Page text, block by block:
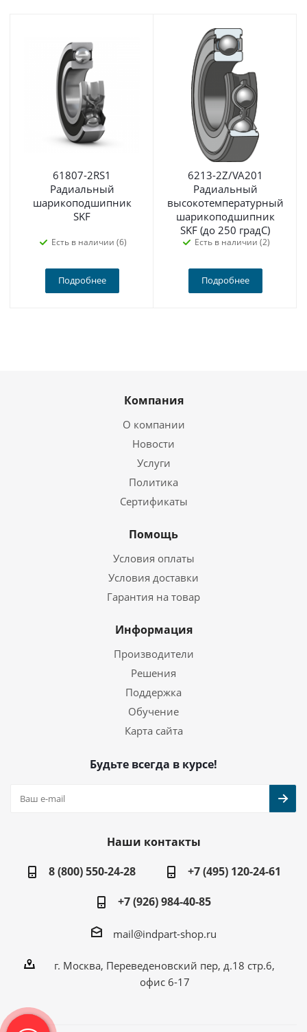
61807-2RS1
Радиальный
шарикоподшипник
SKF
Есть в наличии (6)
Подробнее
6213-2Z/VA201
Радиальный
высокотемпературный
шарикоподшипник
SKF (до 250 градС)
Есть в наличии (2)
Подробнее
Компания
О компании
Новости
Услуги
Политика
Сертификаты
Помощь
Условия оплаты
Условия доставки
Гарантия на товар
Информация
Производители
Решения
Поддержка
Обучение
Карта сайта
Будьте всегда в курсе!
Наши контакты
8 (800) 550-24-28
+7 (495) 120-24-61
+7 (926) 984-40-85
mail@indpart-shop.ru
г. Москва, Переведеновский пер, д.18 стр.6,
офис 6-17